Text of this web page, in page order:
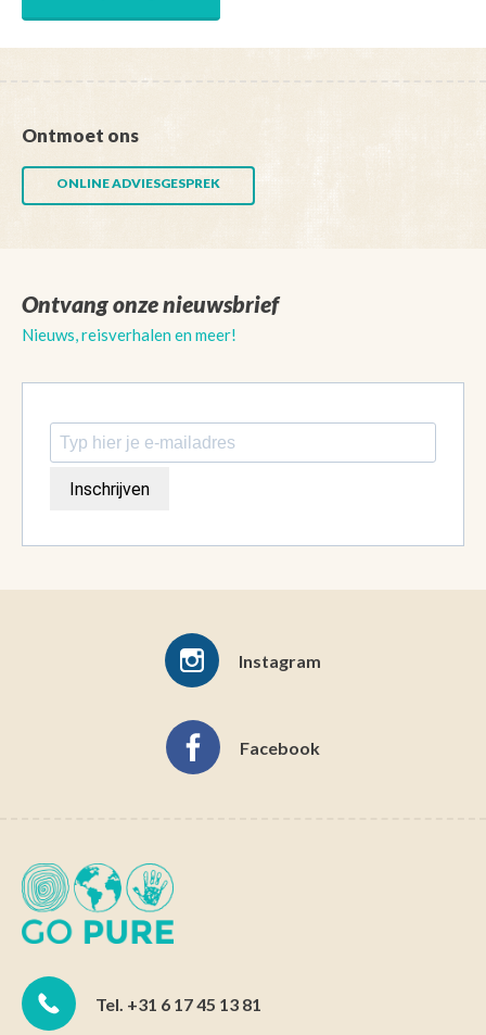
Ontmoet ons
ONLINE ADVIESGESPREK
Ontvang onze nieuwsbrief
Nieuws, reisverhalen en meer!
Inschrijven
Instagram
Facebook
Tel. +31 6 17 45 13 81